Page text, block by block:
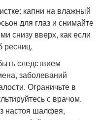
капни на влажный
для глаз и снимайте
снизу вверх, как если
ресниц.
следствием
заболеваний
Ограничьте в
с врачом.
настоя шалфея,